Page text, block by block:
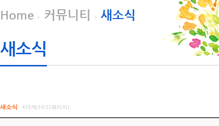
Home 커뮤니티 새소식
새소식
새소식 419개(10/21페이지)